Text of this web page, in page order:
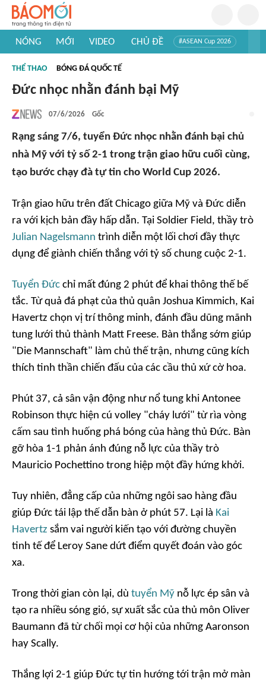
NÓNG MỚI VIDEO CHỦ ĐỀ #ASEAN Cup 2026
#Khám phá thế giới
THỂ THAO BÓNG ĐÁ QUỐC TẾ
Đức nhọc nhằn đánh bại Mỹ
07/6/2026 Gốc
Rạng sáng 7/6, tuyển Đức nhọc nhằn đánh bại chủ
nhà Mỹ với tỷ số 2-1 trong trận giao hữu cuối cùng,
tạo bước chạy đà tự tin cho World Cup 2026.
Trận giao hữu trên đất Chicago giữa Mỹ và Đức diễn
ra với kịch bản đầy hấp dẫn. Tại Soldier Field, thầy trò
Julian Nagelsmann trình diễn một lối chơi đầy thực
dụng để giành chiến thắng với tỷ số chung cuộc 2-1.
Tuyển Đức chỉ mất đúng 2 phút để khai thông thế bế
tắc. Từ quả đá phạt của thủ quân Joshua Kimmich, Kai
Havertz chọn vị trí thông minh, đánh đầu dũng mãnh
tung lưới thủ thành Matt Freese. Bàn thắng sớm giúp
"Die Mannschaft" làm chủ thế trận, nhưng cũng kích
thích tinh thần chiến đấu của các cầu thủ xứ cờ hoa.
Phút 37, cả sân vận động như nổ tung khi Antonee
Robinson thực hiện cú volley "cháy lưới" từ rìa vòng
cấm sau tình huống phá bóng của hàng thủ Đức. Bàn
gỡ hòa 1-1 phản ánh đúng nỗ lực của thầy trò
Mauricio Pochettino trong hiệp một đầy hứng khởi.
Tuy nhiên, đẳng cấp của những ngôi sao hàng đầu
giúp Đức tái lập thế dẫn bàn ở phút 57. Lại là Kai
Havertz sắm vai người kiến tạo với đường chuyền
tinh tế để Leroy Sane dứt điểm quyết đoán vào góc
xa.
Trong thời gian còn lại, dù tuyển Mỹ nỗ lực ép sân và
tạo ra nhiều sóng gió, sự xuất sắc của thủ môn Oliver
Baumann đã từ chối mọi cơ hội của những Aaronson
hay Scally.
Thắng lợi 2-1 giúp Đức tự tin hướng tới trận mở màn